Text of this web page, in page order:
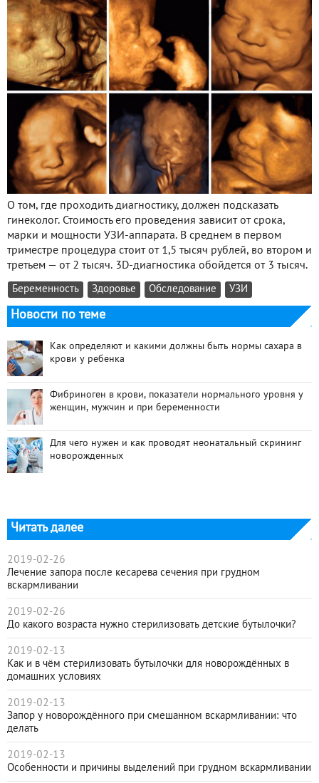
О том, где проходить диагностику, должен подсказать
гинеколог. Стоимость его проведения зависит от срока,
марки и мощности УЗИ-аппарата. В среднем в первом
триместре процедура стоит от 1,5 тысяч рублей, во втором и
третьем — от 2 тысяч. 3D-диагностика обойдется от 3 тысяч.
Беременность Здоровье Обследование УЗИ
Новости по теме
Как определяют и какими должны быть нормы сахара в
крови у ребенка
Фибриноген в крови, показатели нормального уровня у
женщин, мужчин и при беременности
Для чего нужен и как проводят неонатальный скрининг
новорожденных
Читать далее
2019-02-26
Лечение запора после кесарева сечения при грудном
вскармливании
2019-02-26
До какого возраста нужно стерилизовать детские бутылочки?
2019-02-13
Как и в чём стерилизовать бутылочки для новорождённых в
домашних условиях
2019-02-13
Запор у новорождённого при смешанном вскармливании: что
делать
2019-02-13
Особенности и причины выделений при грудном вскармливании